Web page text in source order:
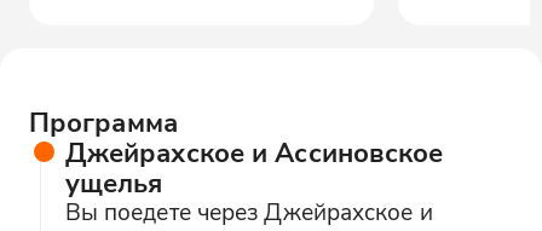
Программа
Джейрахское и Ассиновское
ущелья
Вы поедете через Джейрахское и